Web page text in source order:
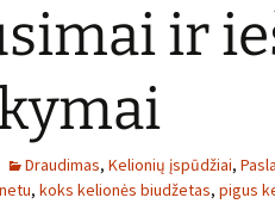
ir
Draudimas, Kelionių įspūdžiai,
, koks kelionės biudžetas, pigus